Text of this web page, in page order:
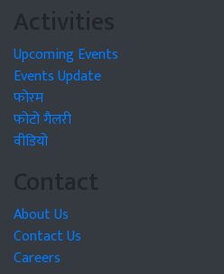
Activities
Upcoming Events
Events Update
फोरम
फोटो गैलरी
वीडियो
Contact
About Us
Contact Us
Careers